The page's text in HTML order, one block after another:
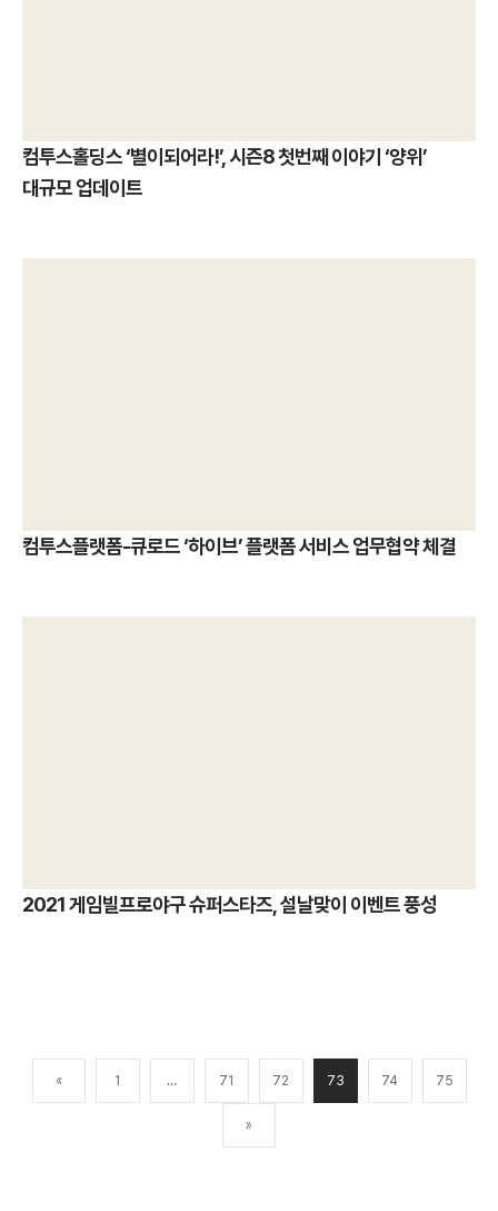
컴투스홀딩스 ‘별이되어라!’, 시즌8 첫번째 이야기 ‘양위’
대규모 업데이트
컴투스플랫폼-큐로드 ‘하이브’ 플랫폼 서비스 업무협약 체결
2021 게임빌프로야구 슈퍼스타즈, 설날맞이 이벤트 풍성
« 1 … 71 72 73 74 75
»